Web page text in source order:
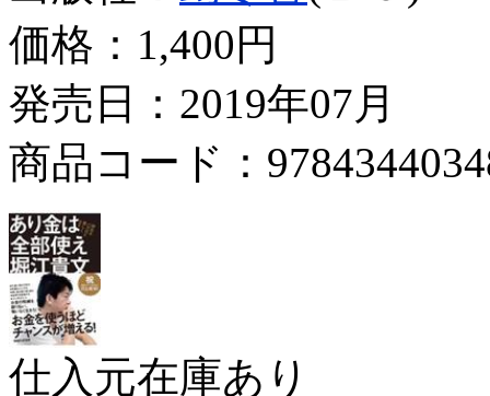
価格： 1,400円
発売日：2019年07月
商品コード：
仕入元在庫あり